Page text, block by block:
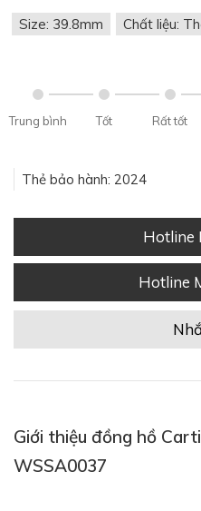
Size: 39.8mm Chất liệu:
Trung bình Tốt Rất tốt
Thẻ bảo hành: 2024
Hotline
Hotline
Giới thiệu đồng hồ
WSSA0037